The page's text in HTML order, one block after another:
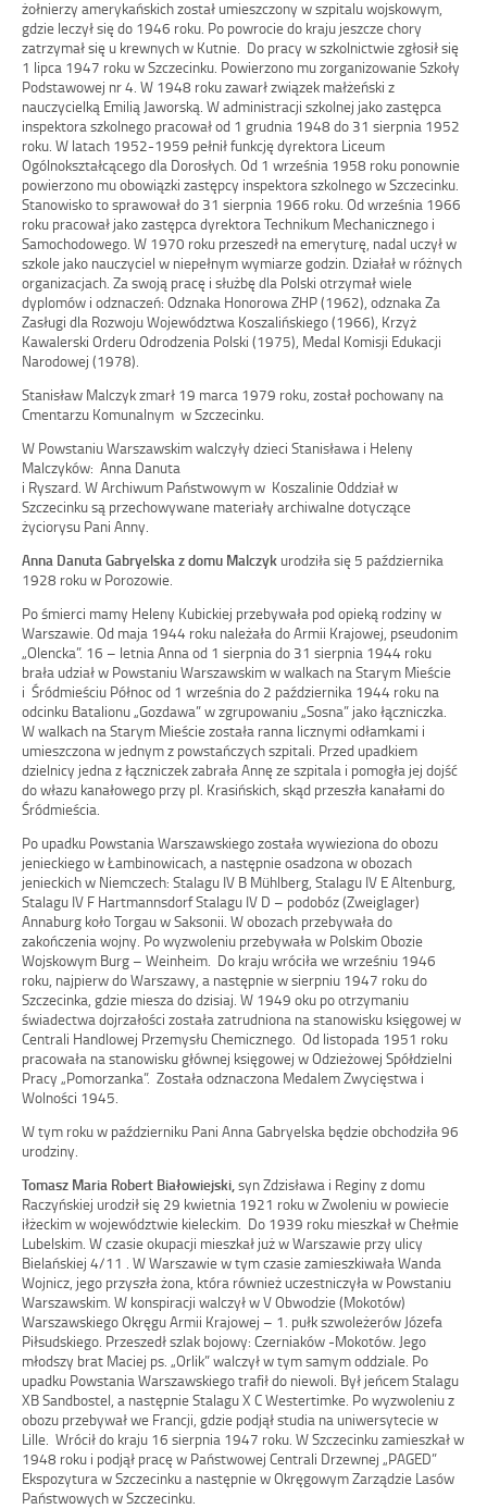
żołnierzy amerykańskich został umieszczony w szpitalu wojskowym,
gdzie leczył się do 1946 roku. Po powrocie do kraju jeszcze chory
zatrzymał się u krewnych w Kutnie. Do pracy w szkolnictwie zgłosił się
1 lipca 1947 roku w Szczecinku. Powierzono mu zorganizowanie Szkoły
Podstawowej nr 4. W 1948 roku zawarł związek małżeński z
nauczycielką Emilią Jaworską. W administracji szkolnej jako zastępca
inspektora szkolnego pracował od 1 grudnia 1948 do 31 sierpnia 1952
roku. W latach 1952-1959 pełnił funkcję dyrektora Liceum
Ogólnokształcącego dla Dorosłych. Od 1 września 1958 roku ponownie
powierzono mu obowiązki zastępcy inspektora szkolnego w Szczecinku.
Stanowisko to sprawował do 31 sierpnia 1966 roku. Od września 1966
roku pracował jako zastępca dyrektora Technikum Mechanicznego i
Samochodowego. W 1970 roku przeszedł na emeryturę, nadal uczył w
szkole jako nauczyciel w niepełnym wymiarze godzin. Działał w różnych
organizacjach. Za swoją pracę i służbę dla Polski otrzymał wiele
dyplomów i odznaczeń: Odznaka Honorowa ZHP (1962), odznaka Za
Zasługi dla Rozwoju Województwa Koszalińskiego (1966), Krzyż
Kawalerski Orderu Odrodzenia Polski (1975), Medal Komisji Edukacji
Narodowej (1978).
Stanisław Malczyk zmarł 19 marca 1979 roku, został pochowany na
Cmentarzu Komunalnym w Szczecinku.
W Powstaniu Warszawskim walczyły dzieci Stanisława i Heleny
Malczyków: Anna Danuta
i Ryszard. W Archiwum Państwowym w Koszalinie Oddział w
Szczecinku są przechowywane materiały archiwalne dotyczące
życiorysu Pani Anny.
Anna Danuta Gabryelska z domu Malczyk urodziła się 5 października
1928 roku w Porozowie.
Po śmierci mamy Heleny Kubickiej przebywała pod opieką rodziny w
Warszawie. Od maja 1944 roku należała do Armii Krajowej, pseudonim
„Olencka”. 16 – letnia Anna od 1 sierpnia do 31 sierpnia 1944 roku
brała udział w Powstaniu Warszawskim w walkach na Starym Mieście
i Śródmieściu Północ od 1 września do 2 października 1944 roku na
odcinku Batalionu „Gozdawa” w zgrupowaniu „Sosna” jako łączniczka.
W walkach na Starym Mieście została ranna licznymi odłamkami i
umieszczona w jednym z powstańczych szpitali. Przed upadkiem
dzielnicy jedna z łączniczek zabrała Annę ze szpitala i pomogła jej dojść
do włazu kanałowego przy pl. Krasińskich, skąd przeszła kanałami do
Śródmieścia.
Po upadku Powstania Warszawskiego została wywieziona do obozu
jenieckiego w Łambinowicach, a następnie osadzona w obozach
jenieckich w Niemczech: Stalagu IV B Mühlberg, Stalagu IV E Altenburg,
Stalagu IV F Hartmannsdorf Stalagu IV D – podobóz (Zweiglager)
Annaburg koło Torgau w Saksonii. W obozach przebywała do
zakończenia wojny. Po wyzwoleniu przebywała w Polskim Obozie
Wojskowym Burg – Weinheim. Do kraju wróciła we wrześniu 1946
roku, najpierw do Warszawy, a następnie w sierpniu 1947 roku do
Szczecinka, gdzie miesza do dzisiaj. W 1949 oku po otrzymaniu
świadectwa dojrzałości została zatrudniona na stanowisku księgowej w
Centrali Handlowej Przemysłu Chemicznego. Od listopada 1951 roku
pracowała na stanowisku głównej księgowej w Odzieżowej Spółdzielni
Pracy „Pomorzanka”. Została odznaczona Medalem Zwycięstwa i
Wolności 1945.
W tym roku w październiku Pani Anna Gabryelska będzie obchodziła 96
urodziny.
Tomasz Maria Robert Białowiejski,syn Zdzisława i Reginy z domu
Raczyńskiej urodził się 29 kwietnia 1921 roku w Zwoleniu w powiecie
iłżeckim w województwie kieleckim. Do 1939 roku mieszkał w Chełmie
Lubelskim. W czasie okupacji mieszkał już w Warszawie przy ulicy
Bielańskiej 4/11 . W Warszawie w tym czasie zamieszkiwała Wanda
Wojnicz, jego przyszła żona, która również uczestniczyła w Powstaniu
Warszawskim. W konspiracji walczył w V Obwodzie (Mokotów)
Warszawskiego Okręgu Armii Krajowej – 1. pułk szwoleżerów Józefa
Piłsudskiego. Przeszedł szlak bojowy: Czerniaków -Mokotów. Jego
młodszy brat Maciej ps. „Orlik” walczył w tym samym oddziale. Po
upadku Powstania Warszawskiego trafił do niewoli. Był jeńcem Stalagu
XB Sandbostel, a następnie Stalagu X C Westertimke. Po wyzwoleniu z
obozu przebywał we Francji, gdzie podjął studia na uniwersytecie w
Lille. Wrócił do kraju 16 sierpnia 1947 roku. W Szczecinku zamieszkał w
1948 roku i podjął pracę w Państwowej Centrali Drzewnej „PAGED”
Ekspozytura w Szczecinku a następnie w Okręgowym Zarządzie Lasów
Państwowych w Szczecinku.